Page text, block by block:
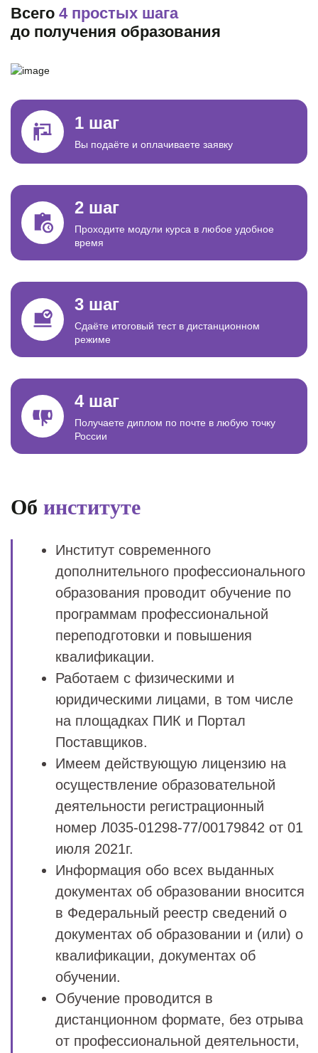
Всего 4 простых шага
до получения образования
1 шаг
Вы подаёте и оплачиваете заявку
2 шаг
Проходите модули курса в любое удобное
время
3 шаг
Сдаёте итоговый тест в дистанционном
режиме
4 шаг
Получаете диплом по почте в любую точку
России
Об институте
Институт современного
дополнительного профессионального
образования проводит обучение по
программам профессиональной
переподготовки и повышения
квалификации.
Работаем с физическими и
юридическими лицами, в том числе
на площадках ПИК и Портал
Поставщиков.
Имеем действующую лицензию на
осуществление образовательной
деятельности регистрационный
номер Л035-01298-77/00179842 от 01
июля 2021г.
Информация обо всех выданных
документах об образовании вносится
в Федеральный реестр сведений о
документах об образовании и (или) о
квалификации, документах об
обучении.
Обучение проводится в
дистанционном формате, без отрыва
от профессиональной деятельности,